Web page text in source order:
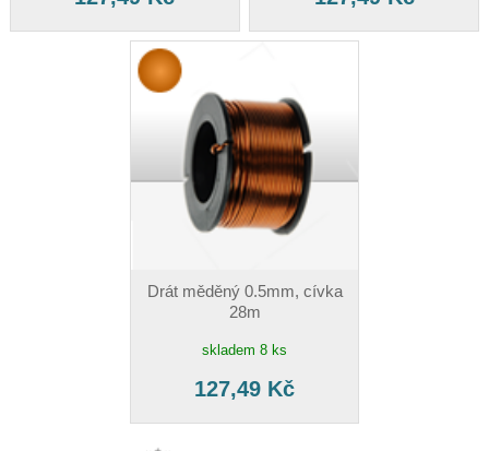
Drát měděný 0.5mm, cívka
28m
skladem 8 ks
127,49 Kč